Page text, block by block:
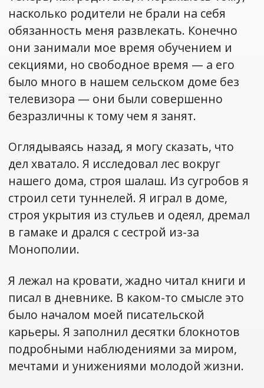
насколько родители не брали на себя
обязанность меня развлекать. Конечно
они занимали мое время обучением и
секциями, но свободное время — а его
было много в нашем сельском доме без
телевизора — они были совершенно
безразличны к тому чем я занят.
Оглядываясь назад, я могу сказать, что
дел хватало. Я исследовал лес вокруг
нашего дома, строя шалаш. Из сугробов я
строил сети туннелей. Я играл в доме,
строя укрытия из стульев и одеял, дремал
в гамаке и дрался с сестрой из-за
Монополии.
Я лежал на кровати, жадно читал книги и
писал в дневнике. В каком-то смысле это
было началом моей писательской
карьеры. Я заполнил десятки блокнотов
подробными наблюдениями за миром,
мечтами и унижениями молодой жизни.